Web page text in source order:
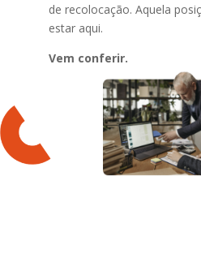
de recolocação. Aquela
estar aqui.
Vem conferir.